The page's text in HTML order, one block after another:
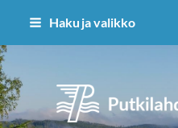
Siirry
Haku ja valikko